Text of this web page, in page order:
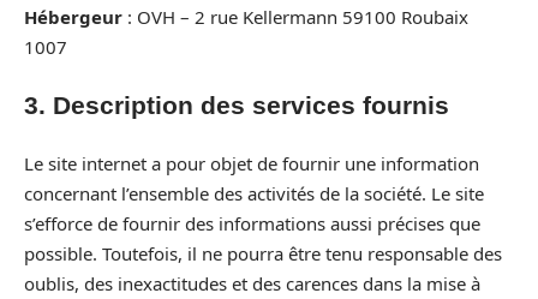
Hébergeur : OVH – 2 rue Kellermann 59100 Roubaix
1007
3. Description des services fournis
Le site internet a pour objet de fournir une information
concernant l’ensemble des activités de la société. Le site
s’efforce de fournir des informations aussi précises que
possible. Toutefois, il ne pourra être tenu responsable des
oublis, des inexactitudes et des carences dans la mise à